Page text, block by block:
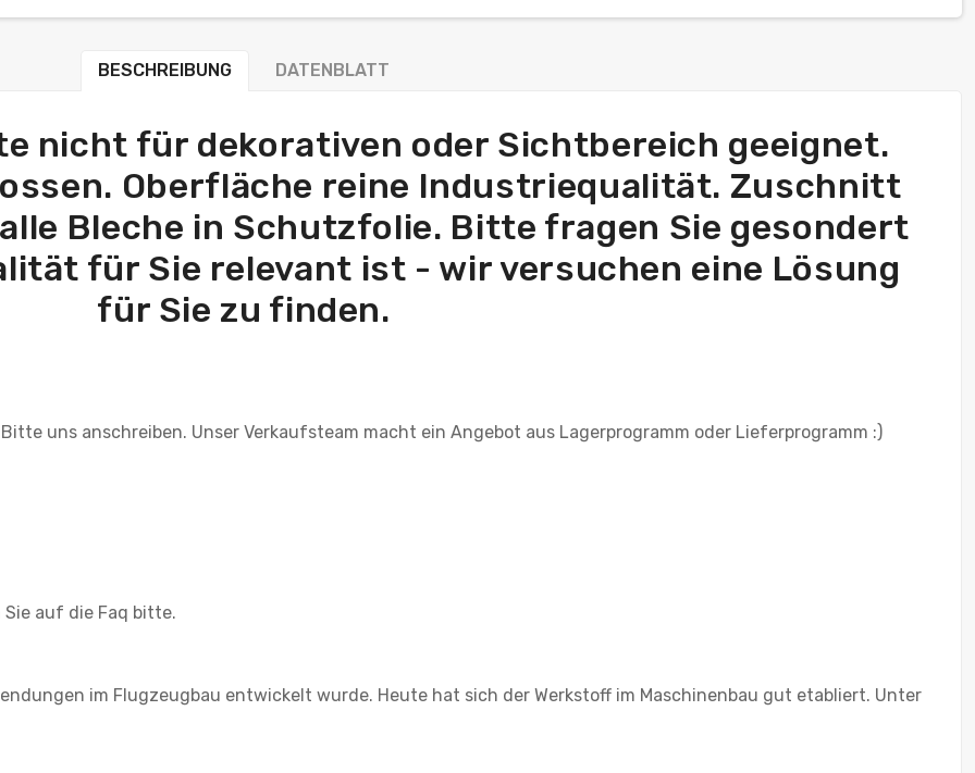
BESCHREIBUNG DATENBLATT
nicht für dekorativen oder Sichtbereich geeignet.
Oberfläche reine Industriequalität. Zuschnitt
Bleche in Schutzfolie. Bitte fragen Sie gesondert
für Sie relevant ist - wir versuchen eine Lösung
für Sie zu finden.
uns anschreiben. Unser Verkaufsteam macht ein Angebot aus Lagerprogramm oder Lieferprogramm :)
auf die Faq bitte.
im Flugzeugbau entwickelt wurde. Heute hat sich der Werkstoff im Maschinenbau gut etabliert. Unter